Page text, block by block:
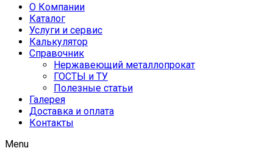
О Компании
Каталог
Услуги и сервис
Калькулятор
Справочник
Нержавеющий металлопрокат
ГОСТЫ и ТУ
Полезные статьи
Галерея
Доставка и оплата
Контакты
Menu